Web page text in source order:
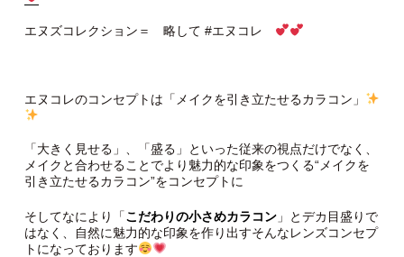
エヌズコレクション＝ 略して #エヌコレ
エヌコレのコンセプトは「メイクを引き立たせるカラコン」
「大きく見せる」、「盛る」といった従来の視点だけでなく、
メイクと合わせることでより魅力的な印象をつくる“メイクを
引き立たせるカラコン”をコンセプトに
そしてなにより「こだわりの小さめカラコン」とデカ目盛りで
はなく、自然に魅力的な印象を作り出すそんなレンズコンセプ
トになっております